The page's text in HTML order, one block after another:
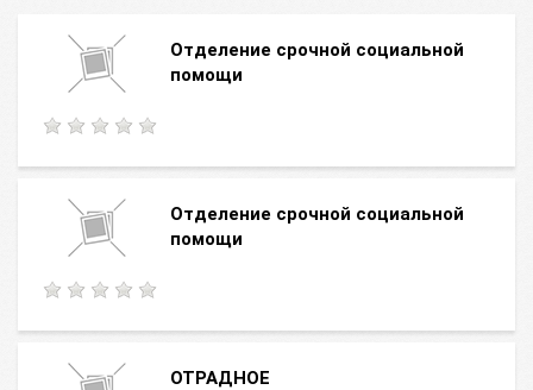
Отделение срочной социальной
помощи
Отделение срочной социальной
помощи
ОТРАДНОЕ